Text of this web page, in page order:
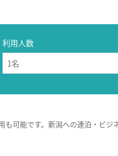
利用人数
可能です。新潟への連泊・ビ